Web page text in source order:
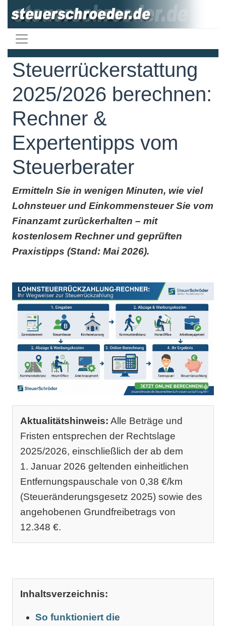
Steuerrückerstattung
2025/2026 berechnen:
Rechner &
Expertentipps vom
Steuerberater
Ermitteln Sie in wenigen Minuten, wie viel
Lohnsteuer und Einkommensteuer Sie vom
Finanzamt zurückerhalten – mit
kostenlosem Rechner und geprüften
Praxistipps (Stand: Mai 2026).
Aktualitätshinweis: Alle Beträge und
Fristen entsprechen der Rechtslage
2025/2026, einschließlich der ab dem
1. Januar 2026 geltenden einheitlichen
Entfernungspauschale von 0,38 €/km
(Steueränderungsgesetz 2025) sowie des
angehobenen Grundfreibetrags von
12.348 €.
Inhaltsverzeichnis:
So funktioniert die